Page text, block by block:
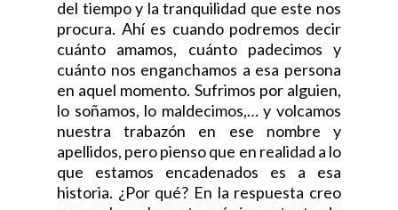
del tiempo y la tranquilidad que este nos
procura. Ahí es cuando podremos decir
cuánto amamos, cuánto padecimos y
cuánto nos enganchamos a esa persona
en aquel momento. Sufrimos por alguien,
lo soñamos, lo maldecimos,… y volcamos
nuestra trabazón en ese nombre y
apellidos, pero pienso que en realidad a lo
que estamos encadenados es a esa
historia. ¿Por qué? En la respuesta creo